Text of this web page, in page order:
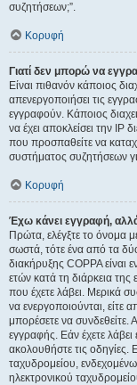
συζητήσεων;”.
Κορυφή
Γιατί δεν μπορώ να
Είναι πιθανόν κάποιος
απενεργοποιήσει τις
εγγραφούν. Κάποιος
να έχει αποκλείσει την IP
που προσπαθείτε να
συστήματος συζητήσεων
Κορυφή
Έχω κάνει εγγραφή,
Πρώτα, ελέγξτε το όνομα
σωστά, τότε ένα από τα
διακήρυξης COPPA είναι
ετών κατά τη διάρκεια
που έχετε λάβει. Μερικά
να ενεργοποιούνται, είτε
μπορέσετε να
εγγραφής. Εάν έχετε
ακολουθήστε τις οδηγίες.
ταχυδρομείου,
ηλεκτρονικού